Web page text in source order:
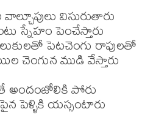
విసురుతారు
స్నేహం పెంచేస్తారు
పెటచెంగు రాపులతో
చెంగున ముడి వేస్తారు
అందంజోలికి పోరు
పెళ్ళికి యస్సంటారు